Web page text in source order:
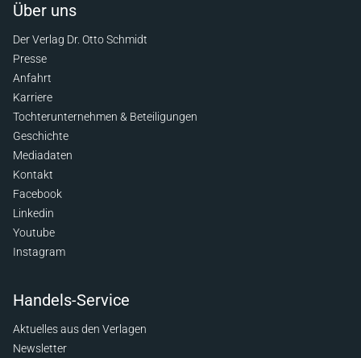
Über uns
Der Verlag Dr. Otto Schmidt
Presse
Anfahrt
Karriere
Tochterunternehmen & Beteiligungen
Geschichte
Mediadaten
Kontakt
Facebook
Linkedin
Youtube
Instagram
Handels-Service
Aktuelles aus den Verlagen
Newsletter